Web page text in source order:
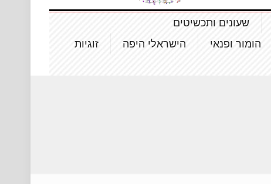
שעונים ותכשיטים
הומור ופנאי הישראלי היפה
זוגיות